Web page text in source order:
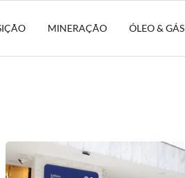
MINERAÇÃO ÓLEO & GÁS